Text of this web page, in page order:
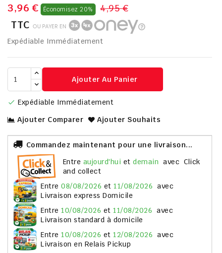
3,96 € Économisez 20% 4,95 €
TTC OU PAYER EN
Expédiable Immédiatement
Ajouter Au Panier
 Expédiable Immédiatement
Ajouter Comparer
Ajouter Souhaits
Commandez maintenant pour une livraison...
entre aujourd'hui etdemain avec Click
and collect
entre 08/08/2026 et 11/08/2026 avec
Livraison express Domicile
entre 10/08/2026 et 11/08/2026 avec
Livraison standard à domicile
entre 10/08/2026 et 12/08/2026 avec
Livraison en Relais Pickup